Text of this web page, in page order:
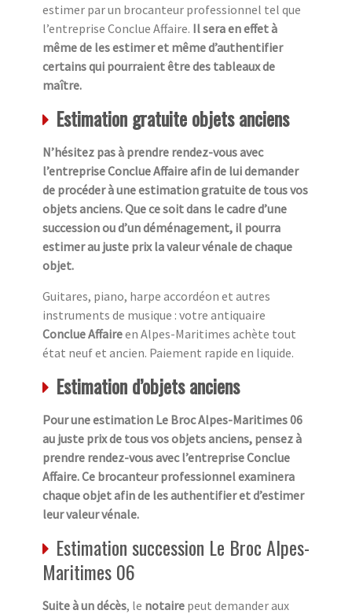
estimer par un brocanteur professionnel tel que
l’entreprise Conclue Affaire. Il sera en effet à
même de les estimer et même d’authentifier
certains qui pourraient être des tableaux de
maître.
Estimation gratuite objets anciens
N’hésitez pas à prendre rendez-vous avec
l’entreprise Conclue Affaire afin de lui demander
de procéder à une estimation gratuite de tous vos
objets anciens. Que ce soit dans le cadre d’une
succession ou d’un déménagement, il pourra
estimer au juste prix la valeur vénale de chaque
objet.
Guitares, piano, harpe accordéon et autres
instruments de musique : votre antiquaire
Conclue Affaireen Alpes-Maritimes achète tout
état neuf et ancien. Paiement rapide en liquide.
Estimation d’objets anciens
Pour une estimation Le Broc Alpes-Maritimes 06
au juste prix de tous vos objets anciens, pensez à
prendre rendez-vous avec l’entreprise Conclue
Affaire. Ce brocanteur professionnel examinera
chaque objet afin de les authentifier et d’estimer
leur valeur vénale.
Estimation succession Le Broc Alpes-
Maritimes 06
Suite à un décès, le notaire peut demander aux